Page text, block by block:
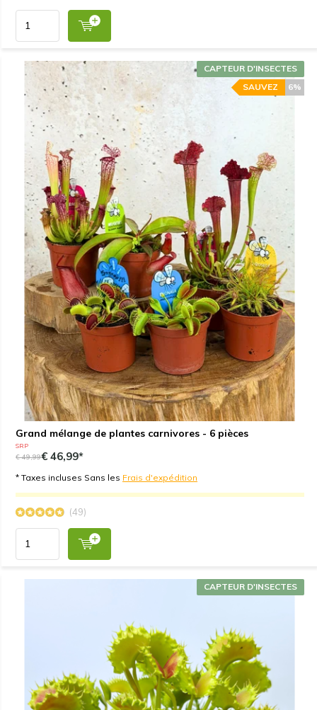
Grand mélange de plantes carnivores - 6 pièces
CAPTEUR D'INSECTES
6%
SAUVEZ
SRP
€ 49,99€ 46,99*
* Taxes incluses Sans les Frais d'expédition
(49)
CAPTEUR D'INSECTES